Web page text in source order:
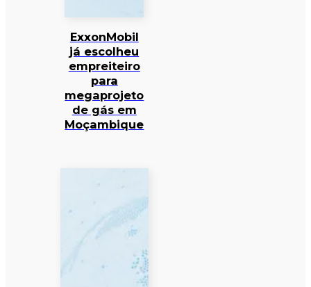
ExxonMobil
já escolheu
empreiteiro
para
megaprojeto
de gás em
Moçambique